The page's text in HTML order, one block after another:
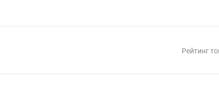
Рейтинг